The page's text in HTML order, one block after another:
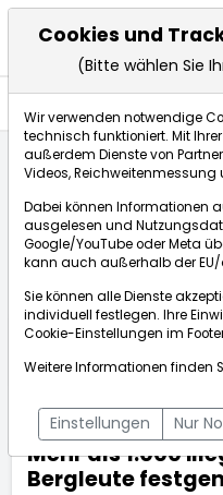
Mehr als 1.000 illegale
dpa-AFX Compact
ÜBERSICHT DPA-AFX
Mehr als 1.000
Bergleute
Cookies und
(Bitte wählen Sie
Wir verwenden notwendige
technisch funktioniert. Mit
außerdem Dienste von
Videos,
Dabei können Informationen
ausgelesen und
Google/YouTube oder Meta
kann auch außerhalb der EU/
Sie können alle Dienste
individuell festlegen. Ihre
Cookie-Einstellungen im
Weitere Informationen finden
Einstellungen Nur